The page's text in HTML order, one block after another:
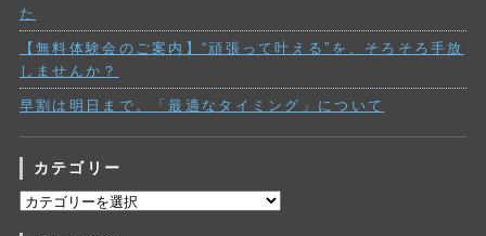
た
【無料体験会のご案内】“頑張って叶える”を、そろそろ手放
しませんか？
早割は明日まで。「最適なタイミング」について
カテゴリー
カ